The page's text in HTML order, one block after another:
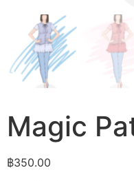
Magic
฿350.00